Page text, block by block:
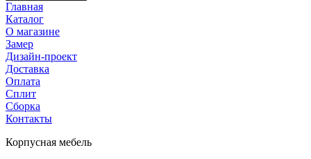
Главная
Каталог
О магазине
Замер
Дизайн-проект
Доставка
Оплата
Сплит
Сборка
Контакты
Корпусная мебель